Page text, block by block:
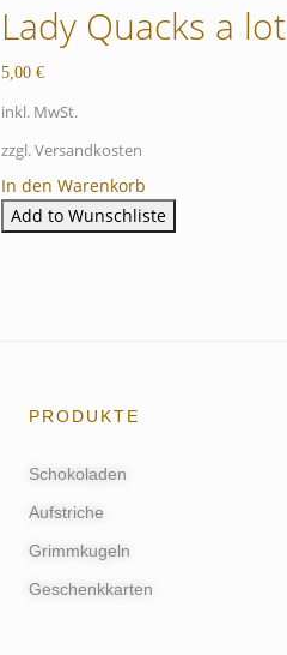
Lady Quacks a lot
5,00 €
inkl. MwSt.
zzgl. Versandkosten
In den Warenkorb
Add to Wunschliste
PRODUKTE
Schokoladen
Aufstriche
Grimmkugeln
Geschenkkarten